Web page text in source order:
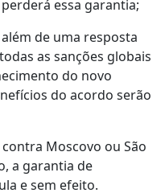
essa garantia;
de uma resposta
as sanções globais
do novo
do acordo serão
Moscovo ou São
a garantia de
e sem efeito.